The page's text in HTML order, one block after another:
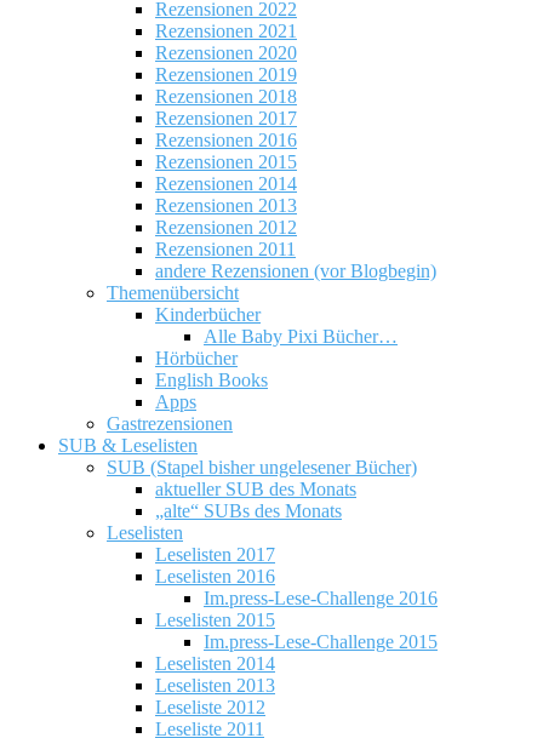
Rezensionen 2022
Rezensionen 2021
Rezensionen 2020
Rezensionen 2019
Rezensionen 2018
Rezensionen 2017
Rezensionen 2016
Rezensionen 2015
Rezensionen 2014
Rezensionen 2013
Rezensionen 2012
Rezensionen 2011
andere Rezensionen (vor Blogbegin)
Themenübersicht
Kinderbücher
Alle Baby Pixi Bücher…
Hörbücher
English Books
Apps
Gastrezensionen
SUB & Leselisten
SUB (Stapel bisher ungelesener Bücher)
aktueller SUB des Monats
„alte“ SUBs des Monats
Leselisten
Leselisten 2017
Leselisten 2016
Im.press-Lese-Challenge 2016
Leselisten 2015
Im.press-Lese-Challenge 2015
Leselisten 2014
Leselisten 2013
Leseliste 2012
Leseliste 2011